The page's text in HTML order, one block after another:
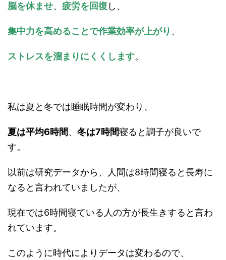
脳を休ませ、 疲労を回復 し、
集中力を高めることで作業効率が上がり 、
ストレスを溜まりにくくします。
私は夏と冬では睡眠時間が変わり、
夏は平均6時間、 冬は7時間寝ると調子が良いで
す。
以前は研究データから、人間は8時間寝ると長寿に
なると言われていましたが、
現在では6時間寝ている人の方が長生きすると言わ
れています。
このように時代によりデータは変わるので、